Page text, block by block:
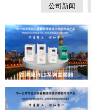
公司新闻